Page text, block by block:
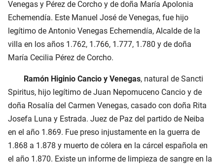
Venegas y Pérez de Corcho y de doña María Apolonia
Echemendía. Este Manuel José de Venegas, fue hijo
legítimo de Antonio Venegas Echemendía, Alcalde de la
villa en los años 1.762, 1.766, 1.777, 1.780 y de doña
María Cecilia Pérez de Corcho.
Ramón Higinio Cancio y Venegas, natural de Sancti
Spiritus, hijo legítimo de Juan Nepomuceno Cancio y de
doña Rosalía del Carmen Venegas, casado con doña Rita
Josefa Luna y Estrada. Juez de Paz del partido de Neiba
en el año 1.869. Fue preso injustamente en la guerra de
1.868 a 1.878 y muerto de cólera en la cárcel española en
el año 1.870. Existe un informe de limpieza de sangre en la